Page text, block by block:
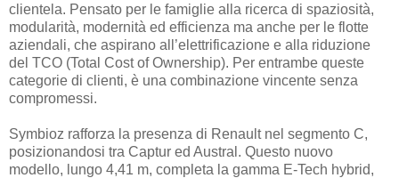
clientela. Pensato per le famiglie alla ricerca di spaziosità,
modularità, modernità ed efficienza ma anche per le flotte
aziendali, che aspirano all’elettrificazione e alla riduzione
del TCO (Total Cost of Ownership). Per entrambe queste
categorie di clienti, è una combinazione vincente senza
compromessi.
Symbioz rafforza la presenza di Renault nel segmento C,
posizionandosi tra Captur ed Austral. Questo nuovo
modello, lungo 4,41 m, completa la gamma E-Tech hybrid,